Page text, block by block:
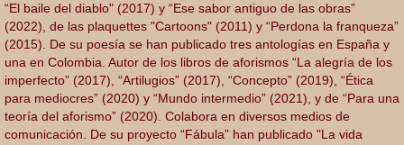
“El baile del diablo" (2017) y “Ese sabor antiguo de las obras”
(2022), de las plaquettes "Cartoons" (2011) y “Perdona la franqueza”
(2015). De su poesía se han publicado tres antologías en España y
una en Colombia. Autor de los libros de aforismos “La alegría de los
imperfecto” (2017), “Artilugios” (2017), “Concepto” (2019), “Ética
para mediocres” (2020) y “Mundo intermedio” (2021), y de “Para una
teoría del aforismo” (2020). Colabora en diversos medios de
comunicación. De su proyecto “Fábula” han publicado "La vida